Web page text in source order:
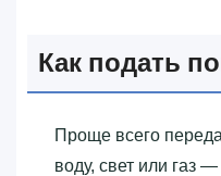
Как подать
Проще всего
воду, свет или газ